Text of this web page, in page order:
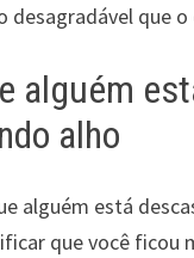
desagradável que o
alguém
alho
alguém está
que você ficou